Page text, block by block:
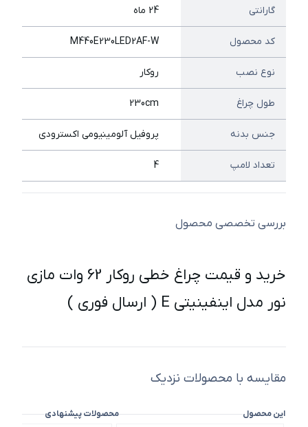
گارانتی 24 ماه
کد محصول M440E230LED2AF-W
نوع نصب روكار
طول چراغ 230cm
جنس بدنه پروفیل آلومینیومي اكسترودی
تعداد لامپ 4
بررسی تخصصی محصول
خرید و قیمت چراغ خطی روکار 62 وات مازی
نور مدل اینفینیتی E ( ارسال فوری )
مقایسه با محصولات نزدیک
این محصول محصولات پیشنهادی